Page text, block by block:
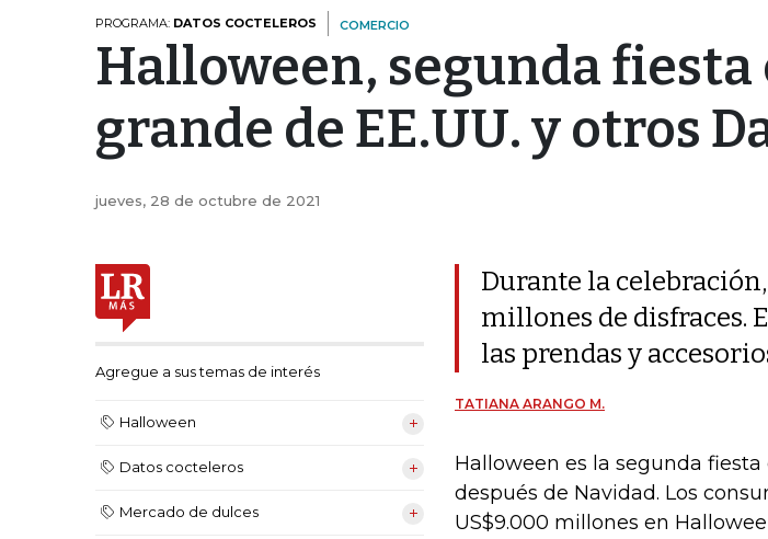
PROGRAMA: DATOS COCTELEROS COMERCIO
Halloween, segunda
grande de EE.UU. y otros
jueves, 28 de octubre de 2021
Agregue a sus temas de interés
Halloween
Datos cocteleros
Mercado de dulces
Durante la celebración,
millones de disfraces.
las prendas y
TATIANA ARANGO M.
Halloween es la segunda
después de Navidad. Los
US$9.000 millones en